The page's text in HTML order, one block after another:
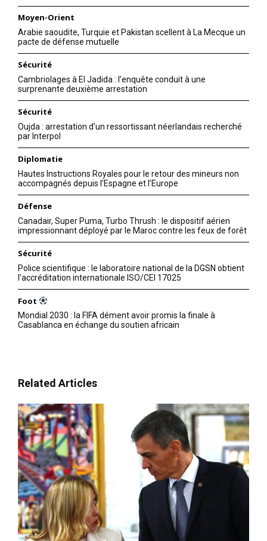
Moyen-Orient
Arabie saoudite, Turquie et Pakistan scellent à La Mecque un
pacte de défense mutuelle
Sécurité
Cambriolages à El Jadida : l’enquête conduit à une
surprenante deuxième arrestation
Sécurité
Oujda : arrestation d’un ressortissant néerlandais recherché
par Interpol
Diplomatie
Hautes Instructions Royales pour le retour des mineurs non
accompagnés depuis l’Espagne et l’Europe
Défense
Canadair, Super Puma, Turbo Thrush : le dispositif aérien
impressionnant déployé par le Maroc contre les feux de forêt
Sécurité
Police scientifique : le laboratoire national de la DGSN obtient
l’accréditation internationale ISO/CEI 17025
Foot
Mondial 2030 : la FIFA dément avoir promis la finale à
Casablanca en échange du soutien africain
Related Articles